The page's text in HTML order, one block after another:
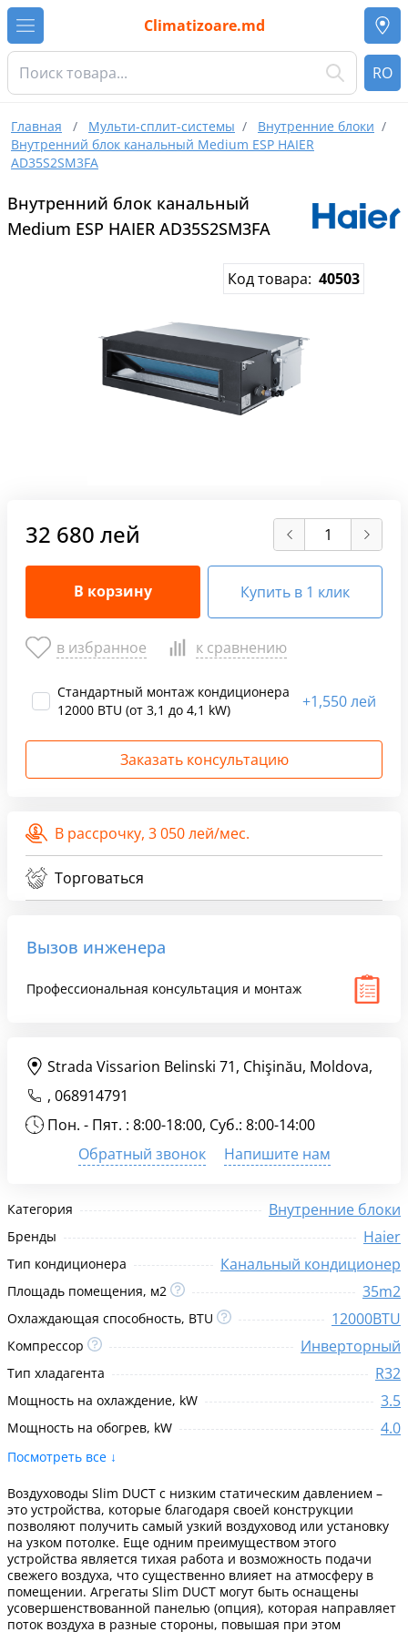
Climatizoare.md
RO
Главная / Мульти-сплит-системы / Внутренние блоки /
Внутренний блок канальный Medium ESP HAIER
AD35S2SM3FA
Внутренний блок канальный
Medium ESP HAIER AD35S2SM3FA
Код товара: 40503
Категория Внутренние блоки
Бренды Haier
Тип кондиционера Канальный кондиционер
Площадь помещения, м2 35m2
Охлаждающая способность, BTU 12000BTU
Компрессор Инверторный
Тип хладагента R32
Мощность на охлаждение, kW 3.5
Мощность на обогрев, kW 4.0
Посмотреть все ↓
Воздуховоды Slim DUCT с низким статическим давлением –
это устройства, которые благодаря своей конструкции
позволяют получить самый узкий воздуховод или установку
на узком потолке. Еще одним преимуществом этого
устройства является тихая работа и возможность подачи
свежего воздуха, что существенно влияет на атмосферу в
помещении. Агрегаты Slim DUCT могут быть оснащены
усовершенствованной панелью (опция), которая направляет
поток воздуха в разные стороны, повышая при этом
32 680 лей
В корзину Купить в 1 клик
в избранное к сравнению
Стандартный монтаж кондиционера
12000 BTU (от 3,1 до 4,1 kW)
+1,550 лей
Заказать консультацию
В рассрочку, 3 050 лей/мес.
Торговаться
Вызов инженера
Профессиональная консультация и монтаж
Strada Vissarion Belinski 71, Chişinău, Moldova,
, 068914791
Пон. - Пят. : 8:00-18:00, Суб.: 8:00-14:00
Обратный звонок
Напишите нам